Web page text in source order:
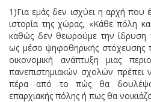
1)Για εμάς δεν ισχύει η αρχή που
ιστορία της χώρας, «Κάθε πόλη
καθώς δεν θεωρούμε την ίδρυση
ως μέσο ψηφοθηρικής στόχευσης
οικονομική ανάπτυξη μιας
πανεπιστημιακών σχολών πρέπει
πέρα από το πώς θα
επαρχιακής πόλης ή πως θα